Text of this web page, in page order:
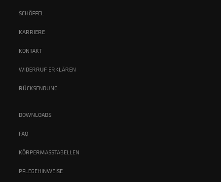
SCHÖFFEL
KARRIERE
KONTAKT
WIDERRUF ERKLÄREN
RÜCKSENDUNG
DOWNLOADS
FAQ
KÖRPERMASSTABELLEN
PFLEGEHINWEISE